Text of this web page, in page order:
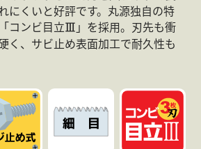
にくいと好評です。丸源独自の特
コンビ目立Ⅲ 」を採用。刃先も衝
く、サビ止め表面加工で耐久性も